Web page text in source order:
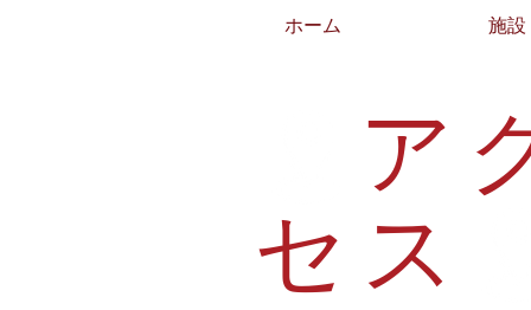
ホーム 施設
ア
セス